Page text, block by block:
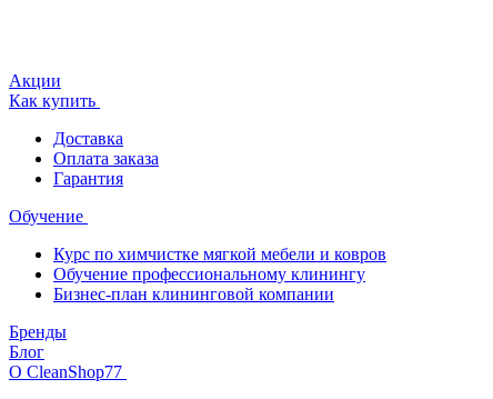
Акции
Как купить
Доставка
Оплата заказа
Гарантия
Обучение
Курс по химчистке мягкой мебели и ковров
Обучение профессиональному клинингу
Бизнес-план клининговой компании
Бренды
Блог
О CleanShop77